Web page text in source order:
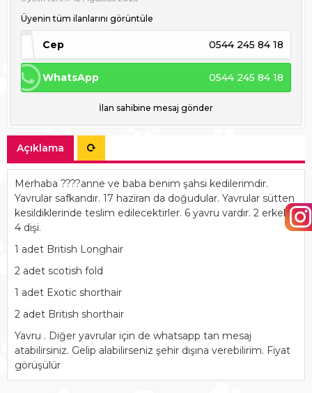
Üyenin tüm ilanlarını görüntüle
Cep 0544 245 84 18
WhatsApp 0544 245 84 18
İlan sahibine mesaj gönder
Açıklama
Merhaba ????anne ve baba benim şahsi kedilerimdir.
Yavrular safkandır. 17 haziran da doğudular. Yavrular sütten
kesildiklerinde teslim edilecektirler. 6 yavru vardır. 2 erkek.
4 dişi.
1 adet British Longhair
2 adet scotish fold
1 adet Exotic shorthair
2 adet British shorthair
Yavru . Diğer yavrular için de whatsapp tan mesaj
atabilirsiniz. Gelip alabilirseniz şehir dışına verebilirim. Fiyat
görüşülür